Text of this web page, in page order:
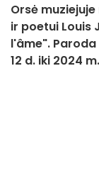
Orsė
ir poetui Louis
l'âme".
12 d. iki 2024